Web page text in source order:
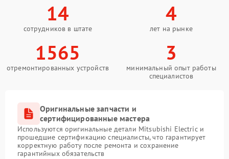
14
сотрудников в штате
4
лет на рынке
1565
отремонтированных устройств
3
минимальный опыт работы
специалистов
Оригинальные запчасти и
сертифицированные мастера
Используются оригинальные детали Mitsubishi Electric и
прошедшие сертификацию специалисты, что гарантирует
корректную работу после ремонта и сохранение
гарантийных обязательств